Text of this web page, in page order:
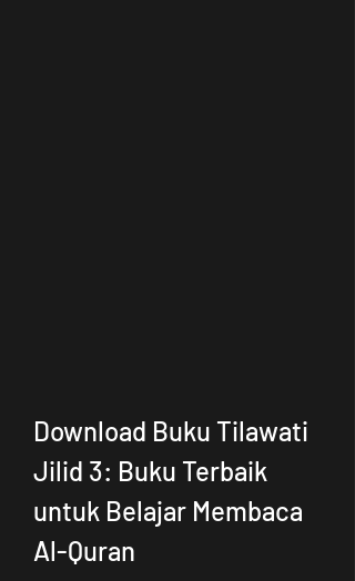
Download Buku Tilawati
Jilid 3: Buku Terbaik
untuk Belajar Membaca
Al-Quran